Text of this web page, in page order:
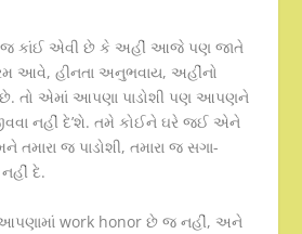
જ કાંઈ એવી છે કે અહીં આજે પણ જાતે
આવે, હીનતા અનુભવાય, અહીંનો
તો એમાં આપણા પાડોશી પણ આપણને
નહીં દે’શે. તમે કોઈને ઘરે જઈ એને
તમારા જ પાડોશી, તમારા જ સગા-
દે.
work honor છે જ નહીં, અને